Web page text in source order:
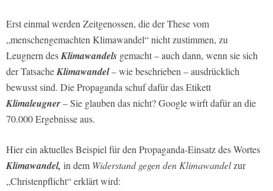
Erst einmal werden Zeitgenossen, die der These vom
„menschengemachten Klimawandel“ nicht zustimmen, zu
Leugnern desKlimawandels gemacht – auch dann, wenn sie sich
der TatsacheKlimawandel– wie beschrieben – ausdrücklich
bewusst sind. Die Propaganda schuf dafür das Etikett
Klimaleugner– Sie glauben das nicht? Google wirft dafür an die
70.000 Ergebnisse aus.
Hier ein aktuelles Beispiel für den Propaganda-Einsatz des Wortes
Klimawandel, in dem Widerstand gegen den Klimawandelzur
„Christenpflicht“ erklärt wird: